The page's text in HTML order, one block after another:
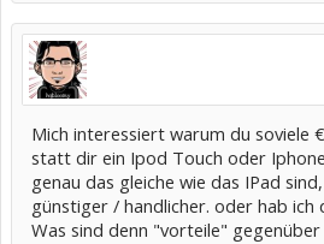
Mich interessiert warum du soviele
statt dir ein Ipod Touch oder
genau das gleiche wie das IPad
günstiger / handlicher. oder hab ich
Was sind denn "vorteile"